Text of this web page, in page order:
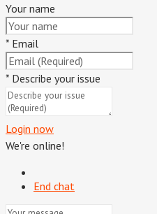
Your name
* Email
* Describe your issue
Login now
We're online!
End chat